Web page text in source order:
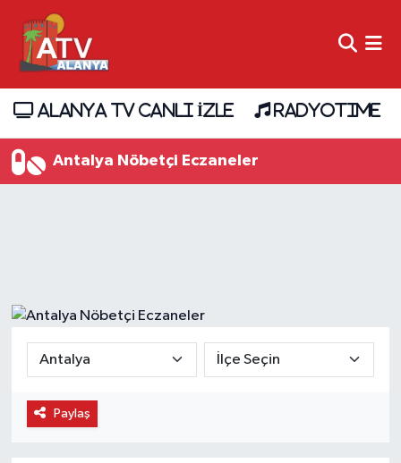
ALANYA TV CANLI İZLE RADYOTIME
Antalya Nöbetçi Eczaneler
Paylaş